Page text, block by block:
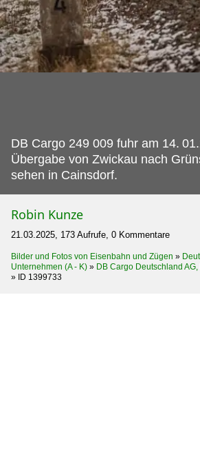
DB Cargo 249 009 fuhr am 14.
Übergabe von Zwickau nach
sehen in Cainsdorf.
Robin Kunze
21.03.2025, 173 Aufrufe, 0 Kommentare
Bilder und Fotos von Eisenbahn und Zügen »
Unternehmen (A - K) » DB Cargo Deutschland
» ID 1399733